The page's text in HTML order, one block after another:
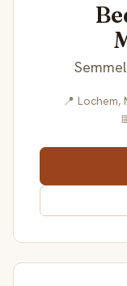
📍 Lochem,